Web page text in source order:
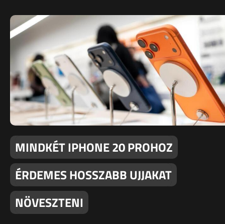
MINDKÉT IPHONE 20 PROHOZ
ÉRDEMES HOSSZABB UJJAKAT
NÖVESZTENI